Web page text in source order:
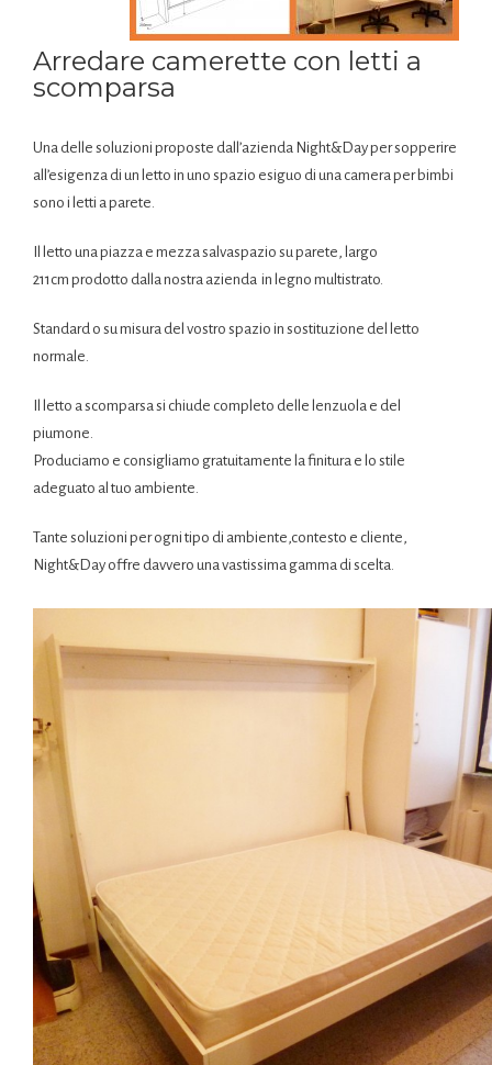
Arredare camerette con letti a
scomparsa
Una delle soluzioni proposte dall’azienda Night&Day per sopperire
all’esigenza di un letto in uno spazio esiguo di una camera per bimbi
sono i letti a parete.
Il letto una piazza e mezza salvaspazio su parete, largo
211cm prodotto dalla nostra azienda in legno multistrato.
Standard o su misura del vostro spazio in sostituzione del letto
normale.
Il letto a scomparsa si chiude completo delle lenzuola e del
piumone.
Produciamo e consigliamo gratuitamente la finitura e lo stile
adeguato al tuo ambiente.
Tante soluzioni per ogni tipo di ambiente,contesto e cliente,
Night&Day offre davvero una vastissima gamma di scelta.